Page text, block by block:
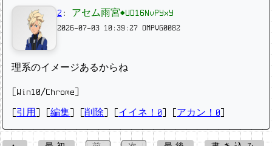
2 : アセム雨宮◆UD16NvPYxY
2026-07-03 10:39:27 OMPVG0082
理系のイメージあるからね
[Win10/Chrome]
引用 編集 削除 イイネ！0 アカン！0